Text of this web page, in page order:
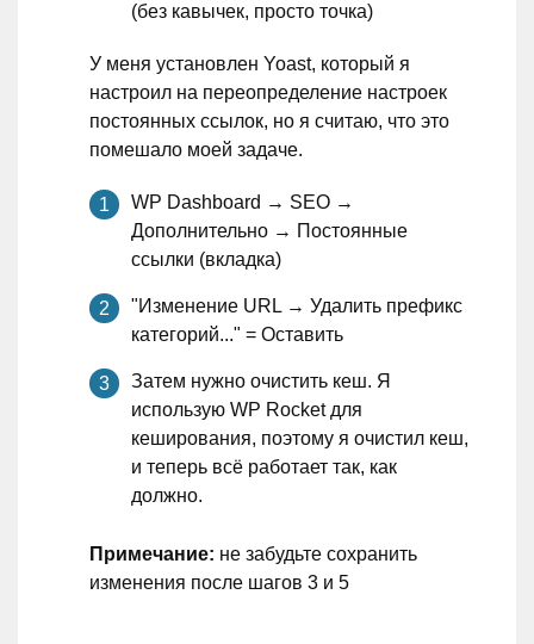
(без кавычек, просто точка)
У меня установлен Yoast, который я
настроил на переопределение настроек
постоянных ссылок, но я считаю, что это
помешало моей задаче.
WP Dashboard → SEO →
Дополнительно → Постоянные
ссылки (вкладка)
"Изменение URL → Удалить префикс
категорий..." = Оставить
Затем нужно очистить кеш. Я
использую WP Rocket для
кеширования, поэтому я очистил кеш,
и теперь всё работает так, как
должно.
Примечание: не забудьте сохранить
изменения после шагов 3 и 5